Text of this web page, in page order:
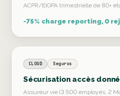
ACPR/EIOPA trimestrielle de 80+
-75% charge reporting, 0
CLOUD Seguros
Sécurisation accès
Assureur vie (3 500 employés, 2